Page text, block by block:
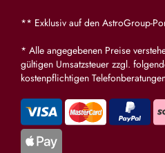
** Exklusiv auf den AstroGroup-
* Alle angegebenen Preise
gültigen Umsatzsteuer zzgl.
kostenpflichtigen